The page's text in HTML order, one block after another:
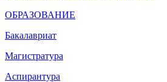
ОБРАЗОВАНИЕ
Бакалавриат
Магистратура
Аспирантура